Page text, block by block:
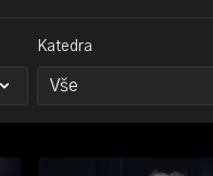
Katedra